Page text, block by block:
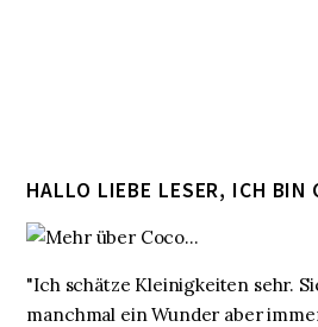
HALLO LIEBE LESER, ICH BIN
"Ich schätze Kleinigkeiten sehr.
manchmal ein Wunder aber